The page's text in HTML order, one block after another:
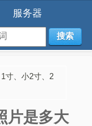
服务器
搜索
寸、小2寸、2
片是多大